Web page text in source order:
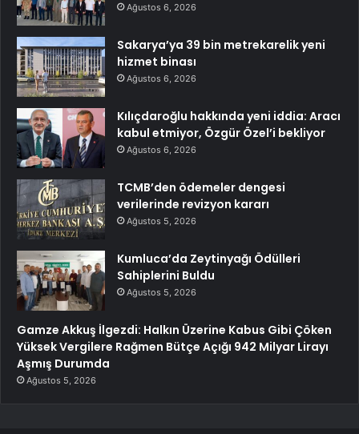
Ağustos 6, 2026
Sakarya’ya 39 bin metrekarelik yeni
hizmet binası
Ağustos 6, 2026
Kılıçdaroğlu hakkında yeni iddia: Aracı
kabul etmiyor, Özgür Özel’i bekliyor
Ağustos 6, 2026
TCMB’den ödemeler dengesi
verilerinde revizyon kararı
Ağustos 5, 2026
Kumluca’da Zeytinyağı Ödülleri
Sahiplerini Buldu
Ağustos 5, 2026
Gamze Akkuş İlgezdi: Halkın Üzerine Kabus Gibi Çöken
Yüksek Vergilere Rağmen Bütçe Açığı 942 Milyar Lirayı
Aşmış Durumda
Ağustos 5, 2026